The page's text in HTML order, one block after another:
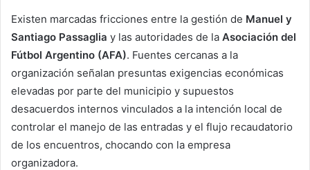
Existen marcadas fricciones entre la gestión de Manuel y
Santiago Passaglia y las autoridades de la Asociación del
Fútbol Argentino (AFA). Fuentes cercanas a la
organización señalan presuntas exigencias económicas
elevadas por parte del municipio y supuestos
desacuerdos internos vinculados a la intención local de
controlar el manejo de las entradas y el flujo recaudatorio
de los encuentros, chocando con la empresa
organizadora.